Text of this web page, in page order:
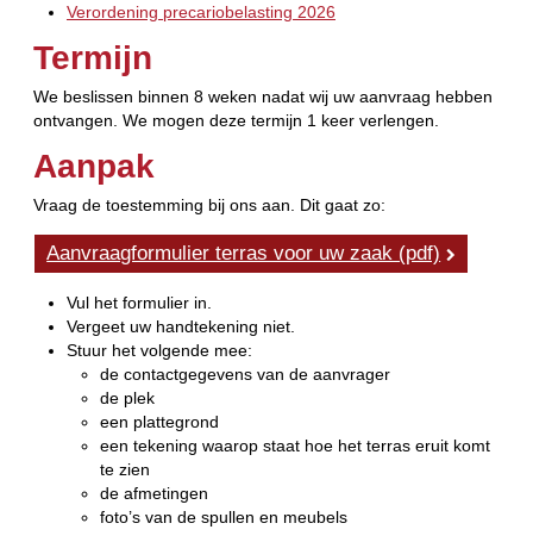
Verordening precariobelasting 2026
Termijn
We beslissen binnen 8 weken nadat wij uw aanvraag hebben
ontvangen. We mogen deze termijn 1 keer verlengen.
Aanpak
Vraag de toestemming bij ons aan. Dit gaat zo:
Aanvraagformulier terras voor uw zaak (pdf)
Vul het formulier in.
Vergeet uw handtekening niet.
Stuur het volgende mee:
de contactgegevens van de aanvrager
de plek
een plattegrond
een tekening waarop staat hoe het terras eruit komt
te zien
de afmetingen
foto’s van de spullen en meubels